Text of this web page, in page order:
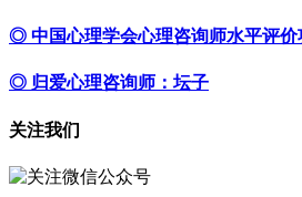
◎ 中国心理学会心理咨询师水平评价
◎ 归爱心理咨询师：坛子
关注我们